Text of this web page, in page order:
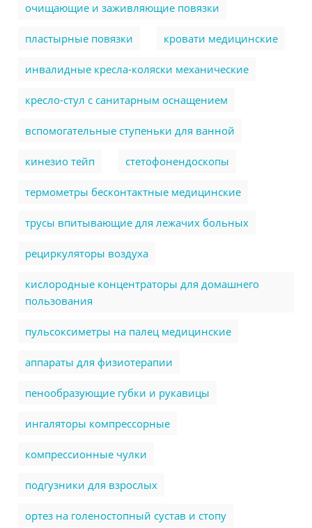
очищающие и заживляющие повязки
пластырные повязки кровати медицинские
инвалидные кресла-коляски механические
кресло-стул с санитарным оснащением
вспомогательные ступеньки для ванной
кинезио тейп стетофонендоскопы
термометры бесконтактные медицинские
трусы впитывающие для лежачих больных
рециркуляторы воздуха
кислородные концентраторы для домашнего
пользования
пульсоксиметры на палец медицинские
аппараты для физиотерапии
пенообразующие губки и рукавицы
ингаляторы компрессорные
компрессионные чулки
подгузники для взрослых
ортез на голеностопный сустав и стопу